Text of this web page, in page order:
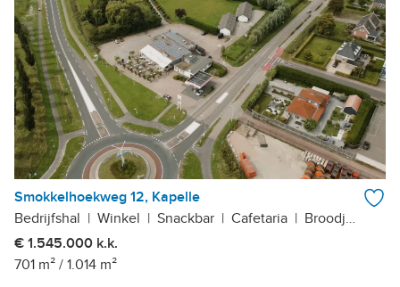
Smokkelhoekweg 12, Kapelle
Bedrijfshal | Winkel | Snackbar | Cafetaria | Broodjeszaak
€ 1.545.000 k.k.
701 m² / 1.014 m²